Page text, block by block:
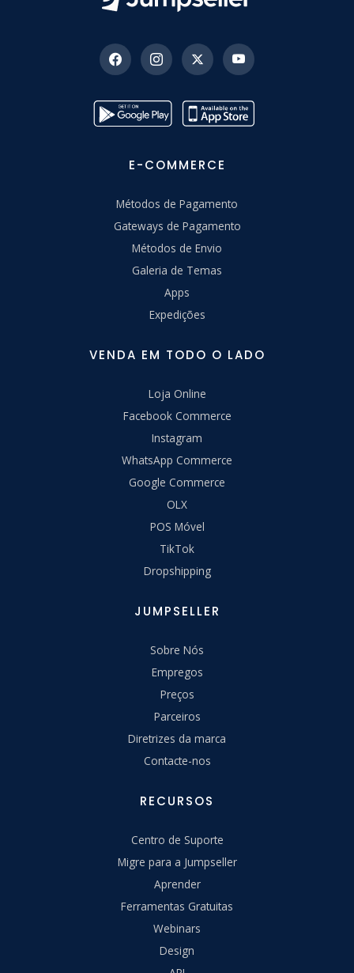
E-COMMERCE
Métodos de Pagamento
Gateways de Pagamento
Métodos de Envio
Galeria de Temas
Apps
Expedições
VENDA EM TODO O LADO
Loja Online
Facebook Commerce
Instagram
WhatsApp Commerce
Google Commerce
OLX
POS Móvel
TikTok
Dropshipping
JUMPSELLER
Sobre Nós
Empregos
Preços
Parceiros
Diretrizes da marca
Contacte-nos
RECURSOS
Centro de Suporte
Migre para a Jumpseller
Aprender
Ferramentas Gratuitas
Webinars
Design